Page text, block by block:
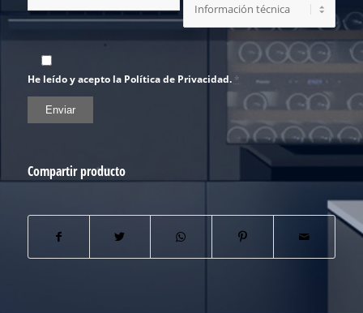
He leído y acepto la Política de Privacidad. *
Compartir producto